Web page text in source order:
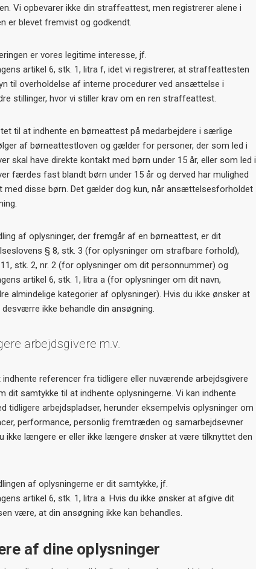
Vi opbevarer ikke din straffeattest, men registrerer alene i
er blevet fremvist og godkendt.
er vores legitime interesse, jf.
artikel 6, stk. 1, litra f, idet vi registrerer, at straffeattesten
til overholdelse af interne procedurer ved ansættelse i
stillinger, hvor vi stiller krav om en ren straffeattest.
til at indhente en børneattest på medarbejdere i særlige
af børneattestloven og gælder for personer, der som led i
skal have direkte kontakt med børn under 15 år, eller som led i
færdes fast blandt børn under 15 år og derved har mulighed
med disse børn. Det gælder dog kun, når ansættelsesforholdet
af oplysninger, der fremgår af en børneattest, er dit
§ 8, stk. 3 (for oplysninger om strafbare forhold),
stk. 2, nr. 2 (for oplysninger om dit personnummer) og
artikel 6, stk. 1, litra a (for oplysninger om dit navn,
almindelige kategorier af oplysninger). Hvis du ikke ønsker at
ikke behandle din ansøgning.
arbejdsgivere m.v.
referencer fra tidligere eller nuværende arbejdsgivere
dit samtykke til at indhente oplysningerne. Vi kan indhente
tidligere arbejdspladser, herunder eksempelvis oplysninger om
performance, personlig fremtræden og samarbejdsevner
ikke længere er eller ikke længere ønsker at være tilknyttet den
af oplysningerne er dit samtykke, jf.
artikel 6, stk. 1, litra a. Hvis du ikke ønsker at afgive dit
være, at din ansøgning ikke kan behandles.
af dine oplysninger